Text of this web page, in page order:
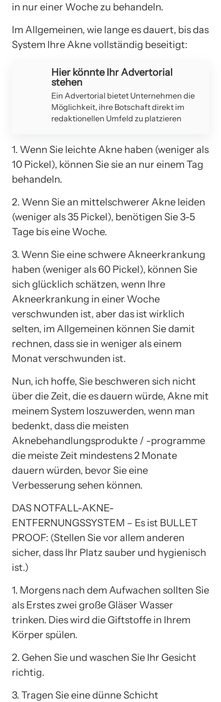
in nur einer Woche zu behandeln.
Im Allgemeinen, wie lange es dauert, bis das
System Ihre Akne vollständig beseitigt:
Hier könnte Ihr Advertorial
stehen
Ein Advertorial bietet Unternehmen die
Möglichkeit, ihre Botschaft direkt im
redaktionellen Umfeld zu platzieren
1. Wenn Sie leichte Akne haben (weniger als
10 Pickel), können Sie sie an nur einem Tag
behandeln.
2. Wenn Sie an mittelschwerer Akne leiden
(weniger als 35 Pickel), benötigen Sie 3-5
Tage bis eine Woche.
3. Wenn Sie eine schwere Akneerkrankung
haben (weniger als 60 Pickel), können Sie
sich glücklich schätzen, wenn Ihre
Akneerkrankung in einer Woche
verschwunden ist, aber das ist wirklich
selten, im Allgemeinen können Sie damit
rechnen, dass sie in weniger als einem
Monat verschwunden ist.
Nun, ich hoffe, Sie beschweren sich nicht
über die Zeit, die es dauern würde, Akne mit
meinem System loszuwerden, wenn man
bedenkt, dass die meisten
Aknebehandlungsprodukte / -programme
die meiste Zeit mindestens 2 Monate
dauern würden, bevor Sie eine
Verbesserung sehen können.
DAS NOTFALL-AKNE-
ENTFERNUNGSSYSTEM – Es ist BULLET
PROOF: (Stellen Sie vor allem anderen
sicher, dass Ihr Platz sauber und hygienisch
ist.)
1. Morgens nach dem Aufwachen sollten Sie
als Erstes zwei große Gläser Wasser
trinken. Dies wird die Giftstoffe in Ihrem
Körper spülen.
2. Gehen Sie und waschen Sie Ihr Gesicht
richtig.
3. Tragen Sie eine dünne Schicht